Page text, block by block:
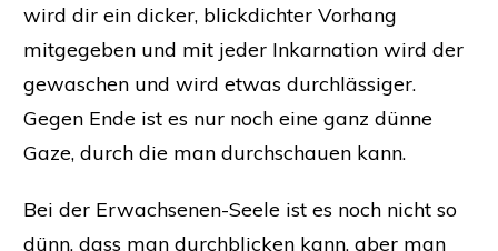
wird dir ein dicker, blickdichter Vorhang
mitgegeben und mit jeder Inkarnation wird der
gewaschen und wird etwas durchlässiger.
Gegen Ende ist es nur noch eine ganz dünne
Gaze, durch die man durchschauen kann.
Bei der Erwachsenen-Seele ist es noch nicht so
dünn, dass man durchblicken kann, aber man